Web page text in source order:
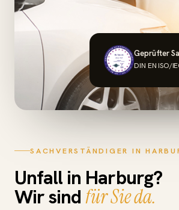
Geprüfter
DIN EN ISO/
SACHVERSTÄNDIGER IN
Unfall in Harburg?
Wir sindfür Sie da.